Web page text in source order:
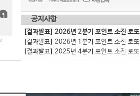
2
공지사항
[결과발표] 2026년 2분기 포인트 소진 로또
[결과발표] 2026년 1분기 포인트 소진 로또
[결과발표] 2025년 4분기 포인트 소진 로또